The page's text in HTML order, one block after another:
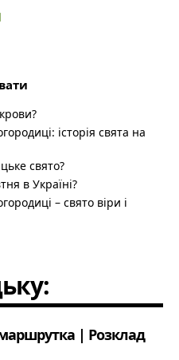
історія свята на
свято?
в Україні?
– свято віри і
маршрутка | Розклад